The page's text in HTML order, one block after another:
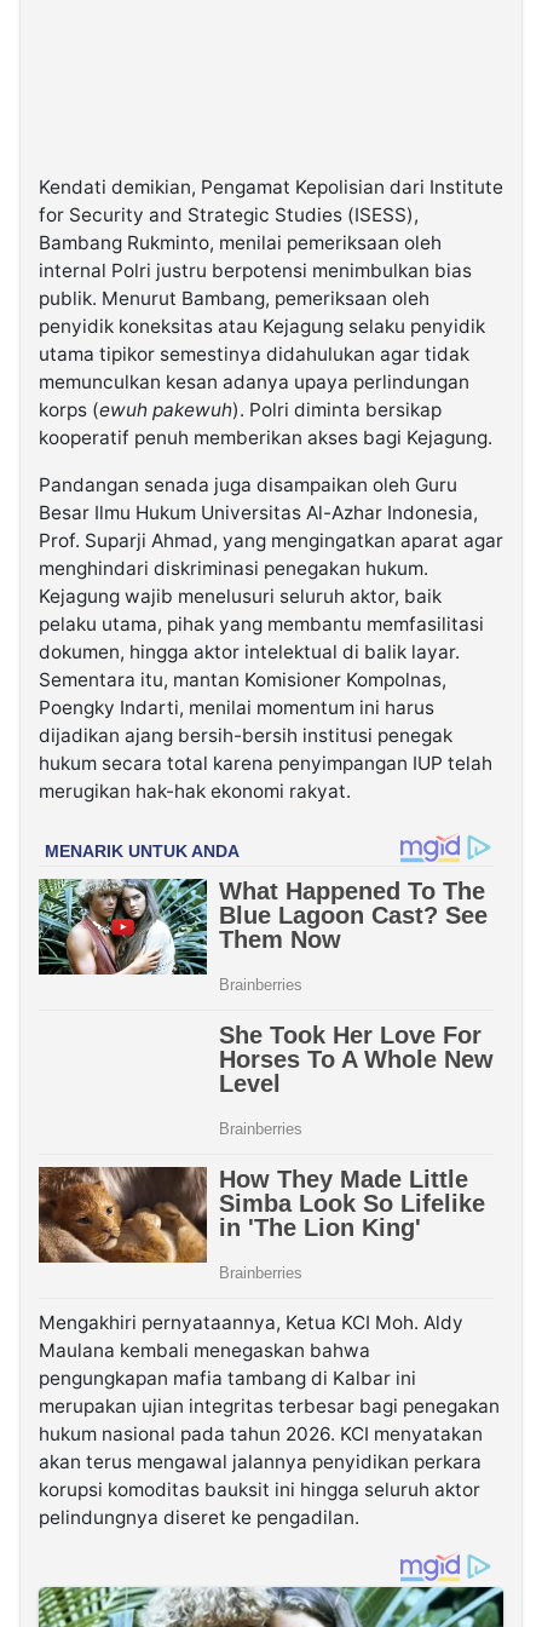
Kendati demikian, Pengamat Kepolisian dari Institute
for Security and Strategic Studies (ISESS),
Bambang Rukminto, menilai pemeriksaan oleh
internal Polri justru berpotensi menimbulkan bias
publik. Menurut Bambang, pemeriksaan oleh
penyidik koneksitas atau Kejagung selaku penyidik
utama tipikor semestinya didahulukan agar tidak
memunculkan kesan adanya upaya perlindungan
korps (ewuh pakewuh). Polri diminta bersikap
kooperatif penuh memberikan akses bagi Kejagung.
Pandangan senada juga disampaikan oleh Guru
Besar Ilmu Hukum Universitas Al-Azhar Indonesia,
Prof. Suparji Ahmad, yang mengingatkan aparat agar
menghindari diskriminasi penegakan hukum.
Kejagung wajib menelusuri seluruh aktor, baik
pelaku utama, pihak yang membantu memfasilitasi
dokumen, hingga aktor intelektual di balik layar.
Sementara itu, mantan Komisioner Kompolnas,
Poengky Indarti, menilai momentum ini harus
dijadikan ajang bersih-bersih institusi penegak
hukum secara total karena penyimpangan IUP telah
merugikan hak-hak ekonomi rakyat.
Mengakhiri pernyataannya, Ketua KCI Moh. Aldy
Maulana kembali menegaskan bahwa
pengungkapan mafia tambang di Kalbar ini
merupakan ujian integritas terbesar bagi penegakan
hukum nasional pada tahun 2026. KCI menyatakan
akan terus mengawal jalannya penyidikan perkara
korupsi komoditas bauksit ini hingga seluruh aktor
pelindungnya diseret ke pengadilan.